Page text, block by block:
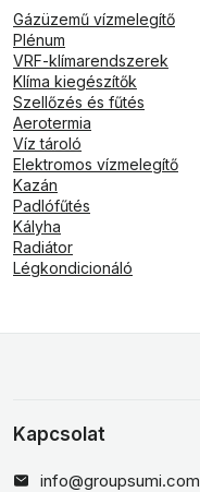
Gázüzemű vízmelegítő
Plénum
VRF-klímarendszerek
Klíma kiegészítők
Szellőzés és fűtés
Aerotermia
Víz tároló
Elektromos vízmelegítő
Kazán
Padlófűtés
Kályha
Radiátor
Légkondicionáló
Kapcsolat
info@groupsumi.com